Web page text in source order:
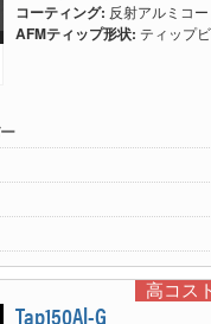
コーティング: 反射アルミコー
AFMティップ形状: ティップ
高コス
Tap150Al-G